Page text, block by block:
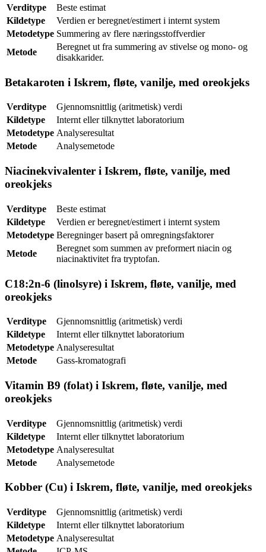
Verditype
Beste estimat
Kildetype
Verdien er beregnet/estimert i internt system
Metodetype Summering av flere næringsstoffverdier
Metode
Beregnet ut fra summering av stivelse og mono- og
disakkarider.
Betakaroten i Iskrem, fløte, vanilje, med oreokjeks
Verditype
Gjennomsnittlig (aritmetisk) verdi
Kildetype
Internt eller tilknyttet laboratorium
Metodetype Analyseresultat
Metode
Analysemetode
Niacinekvivalenter i Iskrem, fløte, vanilje, med
oreokjeks
Verditype
Beste estimat
Kildetype
Verdien er beregnet/estimert i internt system
Metodetype Beregninger basert på omregningsfaktorer
Metode
Beregnet som summen av preformert niacin og
niacinaktivitet fra tryptofan.
C18:2n-6 (linolsyre) i Iskrem, fløte, vanilje, med
oreokjeks
Verditype
Gjennomsnittlig (aritmetisk) verdi
Kildetype
Internt eller tilknyttet laboratorium
Metodetype Analyseresultat
Metode
Gass-kromatografi
Vitamin B9 (folat) i Iskrem, fløte, vanilje, med
oreokjeks
Verditype
Gjennomsnittlig (aritmetisk) verdi
Kildetype
Internt eller tilknyttet laboratorium
Metodetype Analyseresultat
Metode
Analysemetode
Kobber (Cu) i Iskrem, fløte, vanilje, med oreokjeks
Verditype
Gjennomsnittlig (aritmetisk) verdi
Kildetype
Internt eller tilknyttet laboratorium
Metodetype Analyseresultat